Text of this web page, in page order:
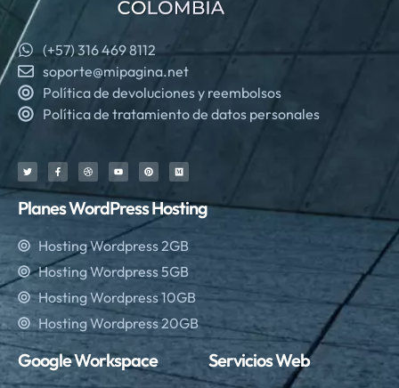
(+57) 316 469 8112
soporte@mipagina.net
Política de devoluciones y reembolsos
Política de tratamiento de datos personales
Planes WordPress Hosting
Hosting Wordpress 2GB
Hosting Wordpress 5GB
Hosting Wordpress 10GB
Hosting Wordpress 20GB
Google Workspace Servicios Web